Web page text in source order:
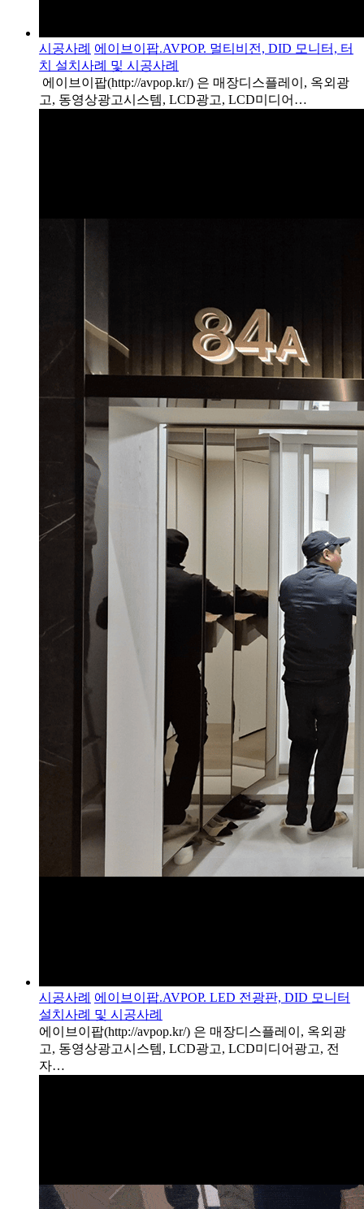
시공사례 에이브이팝.AVPOP. 멀티비전, DID 모니터, 터
치 설치사례 및 시공사례
에이브이팝(http://avpop.kr/) 은 매장디스플레이, 옥외광
고, 동영상광고시스템, LCD광고, LCD미디어…
시공사례 에이브이팝.AVPOP. LED 전광판, DID 모니터
설치사례 및 시공사례
에이브이팝(http://avpop.kr/) 은 매장디스플레이, 옥외광
고, 동영상광고시스템, LCD광고, LCD미디어광고, 전
자…